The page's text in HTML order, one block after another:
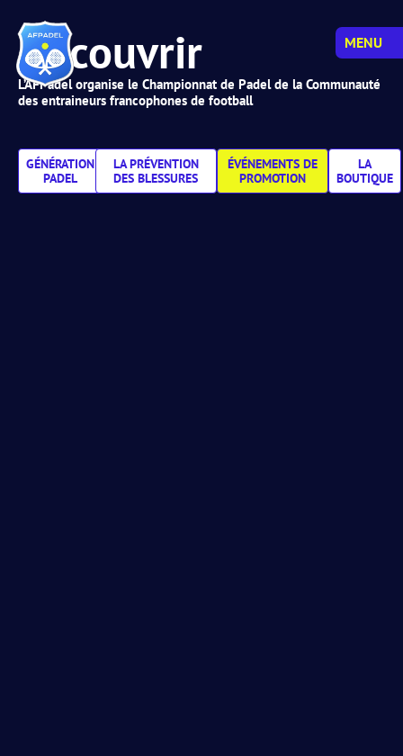
MENU
Découvrir
L’AFPadel organise le Championnat de Padel de la Communauté
des entraineurs francophones de football
GÉNÉRATION
PADEL
LA PRÉVENTION
DES BLESSURES
ÉVÉNEMENTS DE
PROMOTION
LA
BOUTIQUE